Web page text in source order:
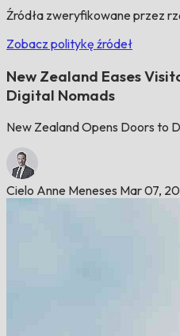
Źródła zweryfikowane przez
Zobacz politykę źródeł
New Zealand Eases
Digital Nomads
New Zealand Opens Doors to
Cielo Anne Meneses Mar 07,